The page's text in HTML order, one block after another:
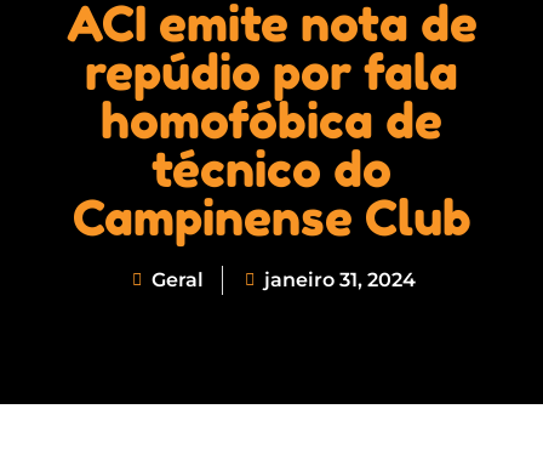
ACI emite nota de
repúdio por fala
homofóbica de
técnico do
Campinense Club
Geral janeiro 31, 2024